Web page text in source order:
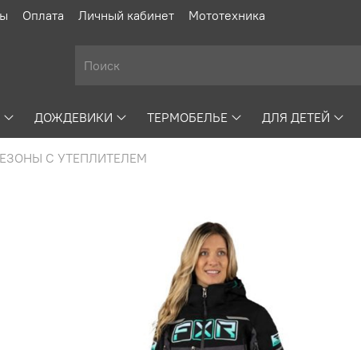
Оплата Личный кабинет Мототехника
ДОЖДЕВИКИ ТЕРМОБЕЛЬЕ ДЛЯ ДЕТЕЙ
С УТЕПЛИТЕЛЕМ